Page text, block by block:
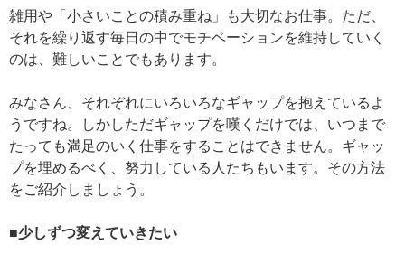
雑用や「小さいことの積み重ね」も大切なお仕事。ただ、
それを繰り返す毎日の中でモチベーションを維持していく
のは、難しいことでもあります。
みなさん、それぞれにいろいろなギャップを抱えているよ
うですね。しかしただギャップを嘆くだけでは、いつまで
たっても満足のいく仕事をすることはできません。ギャッ
プを埋めるべく、努力している人たちもいます。その方法
をご紹介しましょう。
■少しずつ変えていきたい